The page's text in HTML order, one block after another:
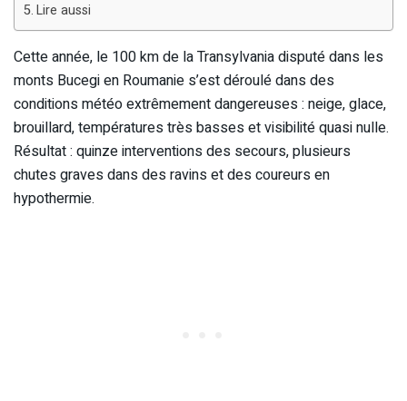
Lire aussi
Cette année, le 100 km de la Transylvania disputé dans les
monts Bucegi en Roumanie s’est déroulé dans des
conditions météo extrêmement dangereuses : neige, glace,
brouillard, températures très basses et visibilité quasi nulle.
Résultat : quinze interventions des secours, plusieurs
chutes graves dans des ravins et des coureurs en
hypothermie.